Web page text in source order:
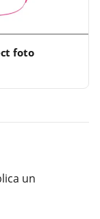
foto
un